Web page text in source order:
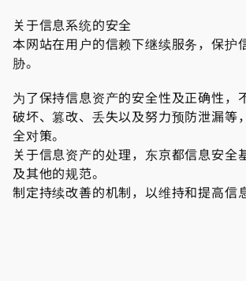
关于信息系统的安全
本网站在用户的信赖下继续服务，保护
胁。
为了保持信息资产的安全性及正确性，
破坏、篡改、丢失以及努力预防泄漏等
全对策。
关于信息资产的处理，东京都信息安全
及其他的规范。
制定持续改善的机制，以维持和提高信